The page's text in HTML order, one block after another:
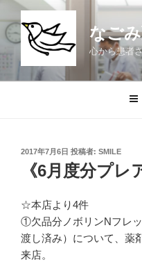
ン
テ
なご
心から患者
投
2017年7月6日 投稿者: SMILE
《6月度分プレ
☆本店より4件
①欠品分ノボリンNフレ
渡し済み）について、薬
来店。